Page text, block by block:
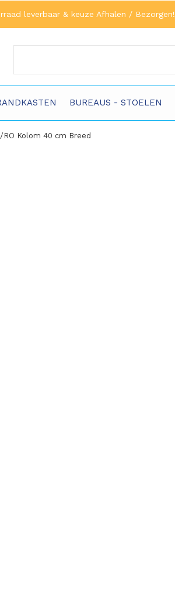
BUREAUS - STOELEN
leverbaar & keuze Afhalen / Bezorgen!
RO Kolom 40 cm Breed